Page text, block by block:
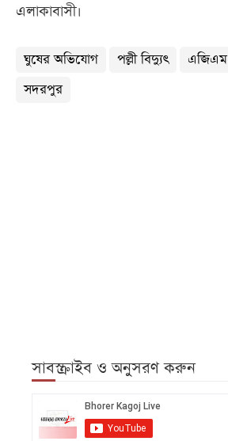
এলাকাবাসী।
ঘুষের অভিযোগ পল্লী বিদ্যুৎ এজিএম
সদরপুর
সাবস্ক্রাইব ও অনুসরণ করুন